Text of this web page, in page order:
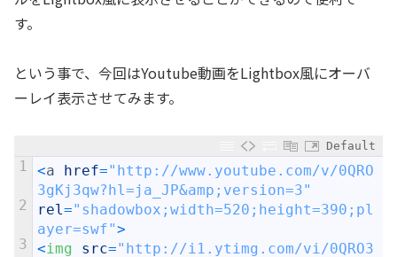
す。
という事で、今回はYoutube動画をLightbox風にオーバ
ーレイ表示させてみます。
Default
1
2
3
<a href="http://www.youtube.com/v/0QRO
3gKj3qw?hl=ja_JP&amp;version=3"
rel="shadowbox;width=520;height=390;pl
ayer=swf">
<img src="http://i1.ytimg.com/vi/0QRO3